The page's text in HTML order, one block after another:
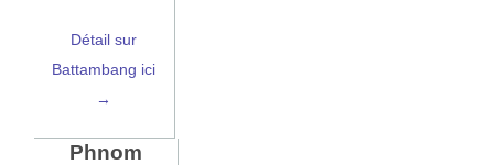
Détail sur
Battambang ici
→
Phnom